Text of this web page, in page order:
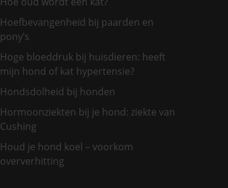
Hoefbevangenheid bij paarden en
pony’s
Hoge bloeddruk bij huisdieren: heeft
mijn hond of kat hypertensie?
Hondsdolheid bij honden
Hormoonziekten bij je hond: ziekte van
Cushing
Houd je hond koel – voorkom
oververhitting